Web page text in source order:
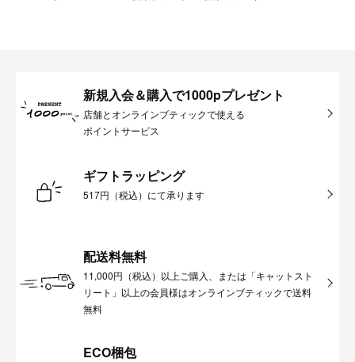
新規入会＆購入で1000pプレゼント
店舗とオンラインブティックで使える
ポイントサービス
ギフトラッピング
517円（税込）にて承ります
配送料無料
11,000円（税込）以上ご購入、または「キャットスト
リート」以上の会員様はオンラインブティックで送料
無料
ECO梱包